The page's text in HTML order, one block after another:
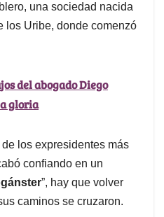
una sociedad nacida
los Uribe, donde comenzó
del abogado Diego
gloria
los expresidentes más
confiando en un
”, hay que volver
caminos se cruzaron.